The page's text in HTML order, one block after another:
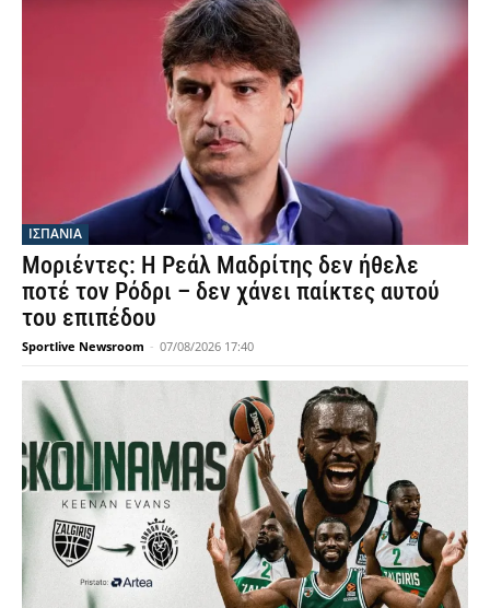
ΙΣΠΑΝΙΑ
Μοριέντες: Η Ρεάλ Μαδρίτης δεν ήθελε
ποτέ τον Ρόδρι – δεν χάνει παίκτες αυτού
του επιπέδου
Sportlive Newsroom - 07/08/2026 17:40